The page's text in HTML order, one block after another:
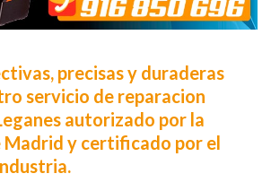
precisas y duraderas
servicio de reparacion
autorizado por la
Madrid y certificado por el